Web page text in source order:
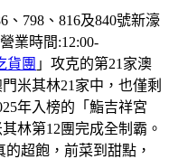
798、816及840號新濠
業時間:12:00-
貨團 」攻克的第21家澳
米其林21家中，也僅剩
年入榜的「鮨吉祥宮
林第12團完成全制霸。
超飽，前菜到甜點，